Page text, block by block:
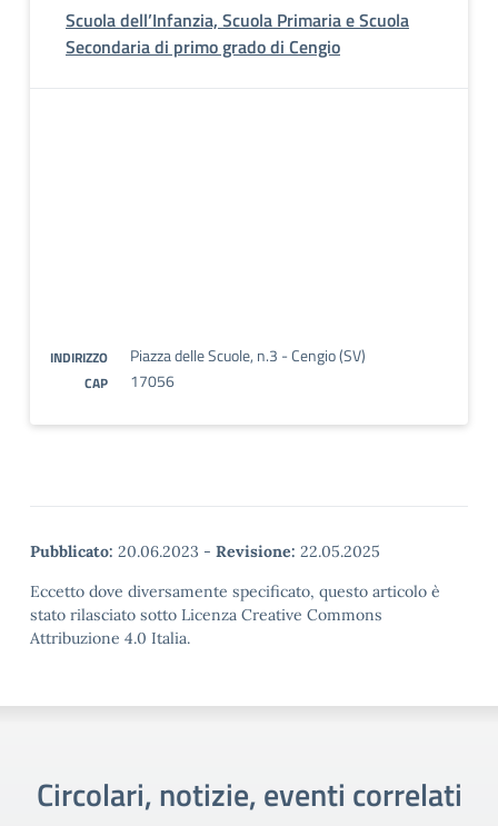
Scuola dell’Infanzia, Scuola Primaria e Scuola
Secondaria di primo grado di Cengio
INDIRIZZO Piazza delle Scuole, n.3 - Cengio (SV)
CAP 17056
Pubblicato: 20.06.2023 - Revisione: 22.05.2025
Eccetto dove diversamente specificato, questo articolo è
stato rilasciato sotto Licenza Creative Commons
Attribuzione 4.0 Italia.
Circolari, notizie, eventi correlati